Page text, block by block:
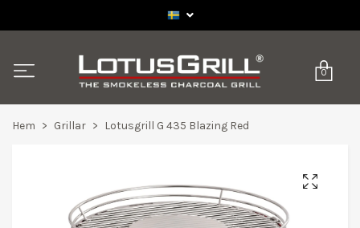
0
Hem Grillar Lotusgrill G 435 Blazing Red